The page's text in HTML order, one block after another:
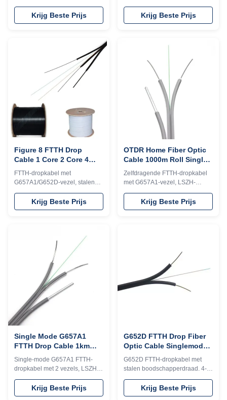
sterkteleden. Conform IEC
60794, CE/ROHS-
gecertificeerd. Beschikt over
vlamvertragende mantel. Ideaal
voor FTTH outdoor-indoor-
implementatie.
Krijg Beste Prijs
boodschappersdraad. Gebouwd
voor duurzaamheid (-40°C tot
+70°C) en eenvoudige antenne-
Krijg Beste Prijs
Figure 8 FTTH Drop
Cable 1 Core 2 Core 4
Core G652D Fiber Wire
FTTH-dropkabel met
G657A1/G652D-vezel, stalen
boodschapperdraad voor een
treksterkte van 100/200N,
LSZH-mantel en lage
vlamvertragende veiligheid.
Krijg Beste Prijs
OTDR Home Fiber Optic
Cable 1000m Roll Single
Core FTTH Fiber Drop
Cable
Zelfdragende FTTH-dropkabel
met G657A1-vezel, LSZH-
mantel en stalen
boodschappersdraad. Ideaal
voor FTTH-projecten in de
Krijg Beste Prijs
Single Mode G657A1
FTTH Drop Cable 1km
2km 3km Plywood Drum
Single-mode G657A1 FTTH-
dropkabel met 2 vezels, LSZH-
mantel en
staaldraadondersteuning.
Beschikt over een hoge
Krijg Beste Prijs
G652D FTTH Drop Fiber
Optic Cable Singlemode
For Messenger
Telecommunication
G652D FTTH-dropkabel met
stalen boodschapperdraad. 4-
core single-mode, LSZH-mantel,
uitstekende buigweerstand.
Ideaal voor FTTH-installaties
Krijg Beste Prijs